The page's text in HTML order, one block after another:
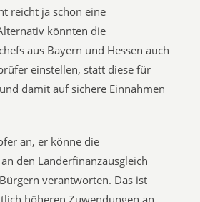
reicht ja schon eine
könnten die
aus Bayern und Hessen auch
einstellen, statt diese für
damit auf sichere Einnahmen
an, er könne die
den Länderfinanzausgleich
verantworten. Das ist
höheren Zuwendungen an